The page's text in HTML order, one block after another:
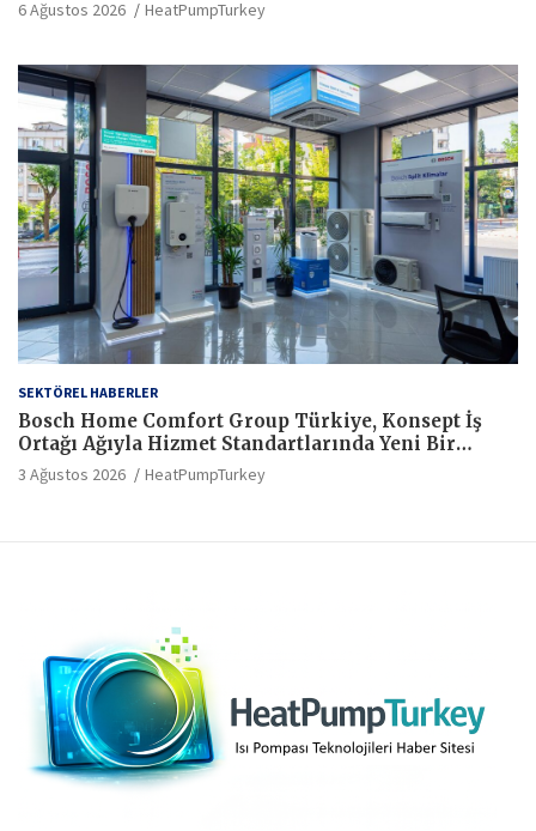
6 Ağustos 2026 HeatPumpTurkey
SEKTÖREL HABERLER
Bosch Home Comfort Group Türkiye, Konsept İş
Ortağı Ağıyla Hizmet Standartlarında Yeni Bir
Dönem Başlatıyor
3 Ağustos 2026 HeatPumpTurkey